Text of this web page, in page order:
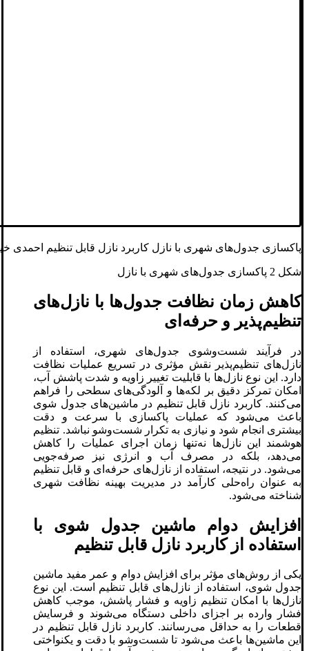
پاکسازی جدول‌های شهری با نازل کاربرد نازل قابل تنظیم احمدی
شکل 2 پاکسازی جدول‌های شهری با نازل
کاهش زمان نظافت جدول‌ها با نازل‌های
تنظیم‌پذیر و حرفه‌ای
در فرآیند شست‌وشوی جدول‌های شهری، استفاده از
نازل‌های تنظیم‌پذیر نقش مؤثری در تسریع عملیات نظافت
دارد. این نوع نازل‌ها با قابلیت تغییر زاویه و شدت پاشش آب،
امکان تمرکز دقیق بر لکه‌ها و آلودگی‌های سطحی را فراهم
می‌کنند. کاربرد نازل قابل تنظیم در ماشین‌های جدول ‌شوی
باعث می‌شود که عملیات پاکسازی با سرعت و دقت
بیشتری انجام شود و نیازی به تکرار شست‌وشو نباشد. تنظیم
هوشمند این نازل‌ها نه‌تنها زمان اجرای عملیات را کاهش
می‌دهد، بلکه در مصرف آب و انرژی نیز صرفه‌جویی
می‌شود. در نتیجه، استفاده از نازل‌های حرفه‌ای و قابل تنظیم
به عنوان راه‌حلی کارآمد در مدیریت بهینه نظافت شهری
شناخته می‌شود.
افزایش دوام ماشین جدول شوی با
استفاده از کاربرد نازل قابل تنظیم
یکی از روش‌های مؤثر برای افزایش دوام و عمر مفید ماشین
جدول شوی، استفاده از نازل‌های قابل تنظیم است. این نوع
نازل‌ها با امکان تنظیم زاویه و فشار پاشش، موجب کاهش
فشار وارده بر اجزای داخلی دستگاه می‌شوند و فرسایش
قطعات را به حداقل می‌رسانند. کاربرد نازل قابل تنظیم در
این ماشین‌ها باعث می‌شود تا شست‌وشو با دقت و یکنواختی